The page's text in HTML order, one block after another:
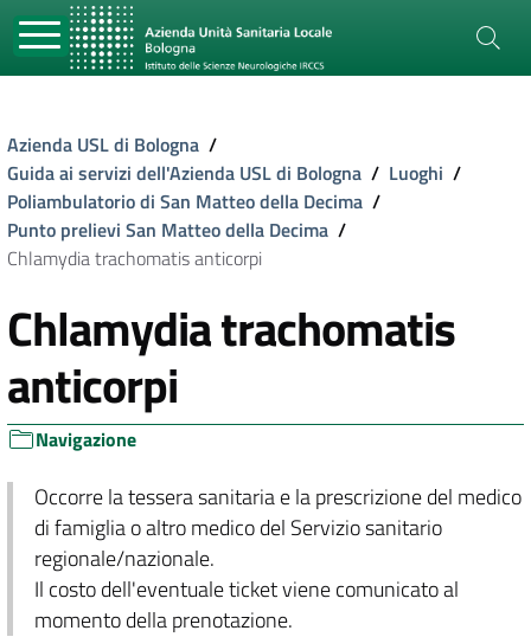
Azienda USL di Bologna /
Guida ai servizi dell'Azienda USL di Bologna / Luoghi /
Poliambulatorio di San Matteo della Decima /
Punto prelievi San Matteo della Decima /
Chlamydia trachomatis anticorpi
Chlamydia trachomatis
anticorpi
Navigazione
Occorre la tessera sanitaria e la prescrizione del medico
di famiglia o altro medico del Servizio sanitario
regionale/nazionale.
Il costo dell'eventuale ticket viene comunicato al
momento della prenotazione.